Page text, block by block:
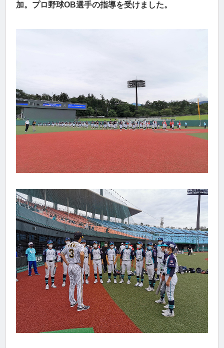
加。プロ野球OB選手の指導を受けました。